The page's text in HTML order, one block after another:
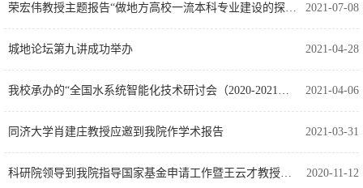
2021-07-08
2021-04-28
城地论坛第九讲成功举办
2021-04-06
2021-03-31
同济大学肖建庄教授应邀到我院作学术报告
2020-11-12